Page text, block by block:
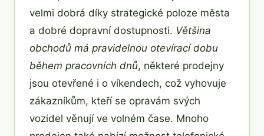
velmi dobrá díky strategické poloze města
a dobré dopravní dostupnosti. Většina
obchodů má pravidelnou otevírací dobu
během pracovních dnů, některé prodejny
jsou otevřené i o víkendech, což vyhovuje
zákazníkům, kteří se opravám svých
vozidel věnují ve volném čase. Mnoho